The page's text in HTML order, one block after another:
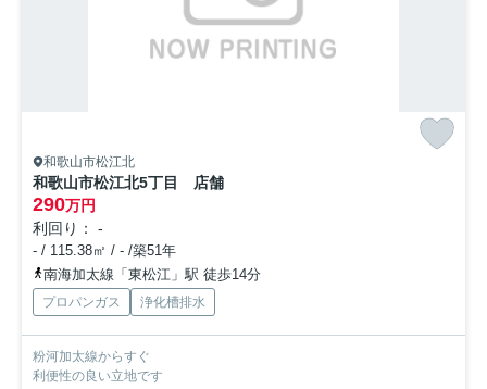
和歌山市松江北
和歌山市松江北5丁目 店舗
290万円
利回り： -
- / 115.38㎡ / - /築51年
南海加太線「東松江」駅 徒歩14分
プロパンガス 浄化槽排水
粉河加太線からすぐ
利便性の良い立地です